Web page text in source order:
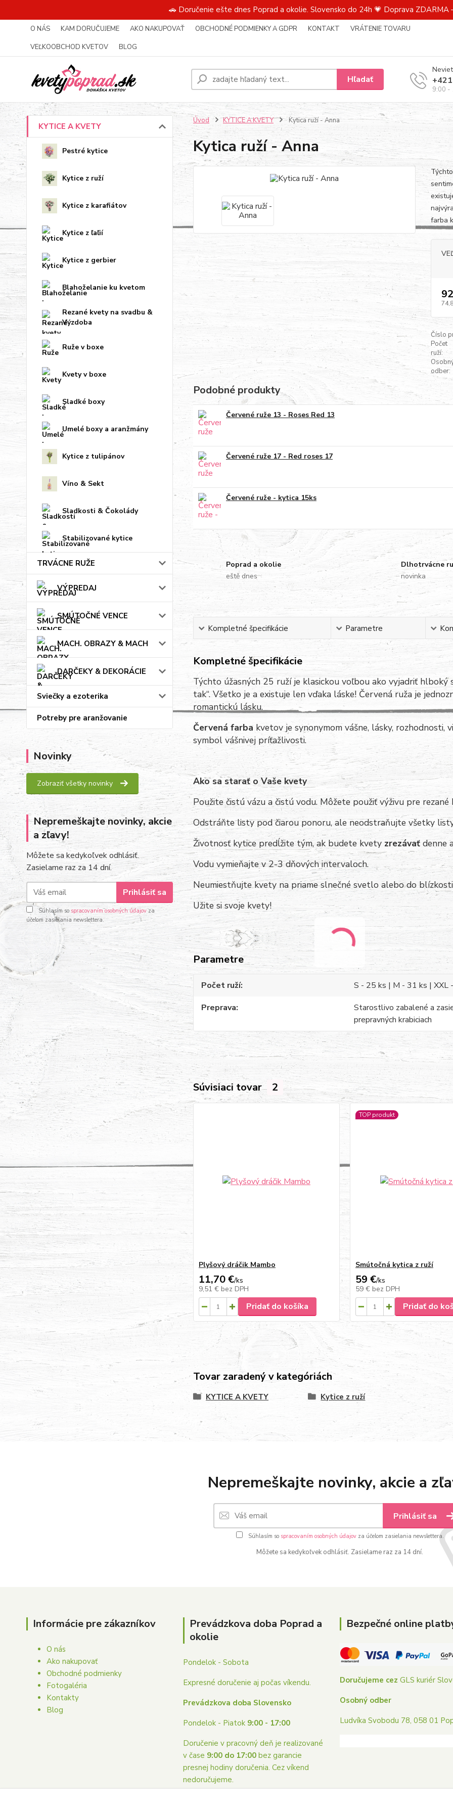
🚗 Doručenie ešte dnes Poprad a okolie. Slovensko do 24h 💗 Doprava ZDARMA
O NÁS KAM DORUČUJEME AKO NAKUPOVAŤ OBCHODNÉ PODMIENKY A GDPR KONTAKT
VRÁTENIE TOVARU
VEĽKOOBCHOD KVETOV
BLOG
Hľadať
9:00 -
KYTICE A KVETY
Pestré kytice
Kytice z ruží
Kytice z karafiátov
Kytice z ľaľií
Kytice z gerbier
Blahoželanie ku kvetom
Rezané kvety na svadbu &
Výzdoba
Ruže v boxe
Kvety v boxe
Sladké boxy
Umelé boxy a aranžmány
Kytice z tulipánov
Víno & Sekt
Sladkosti & Čokolády
Stabilizované kytice
TRVÁCNE RUŽE
VÝPREDAJ
SMÚTOČNÉ VENCE
MACH. OBRAZY & MACH
DARČEKY & DEKORÁCIE
Sviečky a ezoterika
Potreby pre aranžovanie
Novinky
Zobraziť všetky novinky
Nepremeškajte novinky, akcie
a zľavy!
Môžete sa kedykoľvek odhlásiť.
Zasielame raz za 14 dní.
Prihlásiť sa
Súhlasím so spracovaním osobných údajovza
účelom zasielania newslettera.
Úvod KYTICE A KVETY Kytica ruží - Anna
Kytica ruží - Anna
farba
Číslo
Počet
ruží:
odber:
Podobné produkty
Červené ruže 13 - Roses Red 13
Červené ruže 17 - Red roses 17
Červené ruže - kytica 15ks
Poprad a okolie
eště dnes
Dlhotrvácne
novinka
Kompletné špecifikácie Parametre
Kompletné špecifikácie
Týchto úžasných 25 ruží je klasickou voľbou ako vyjadriť hlboký
tak“. Všetko je a existuje len vďaka láske! Červená ruža je
romantickú lásku.
Červená farbakvetov je synonymom vášne, lásky, rozhodnosti,
symbol vášnivej príťažlivosti.
Ako sa starať o Vaše kvety
Použite čistú vázu a čistú vodu. Môžete použiť výživu pre rezané
Odstráňte listy pod čiarou ponoru, ale neodstraňujte všetky
Životnosť kytice predĺžite tým, ak budete kvety zrezávaťdenne
Vodu vymieňajte v 2-3 dňových intervaloch.
Neumiestňujte kvety na priame slnečné svetlo alebo do
Užite si svoje kvety!
Parametre
Počet ruží
S - 25 ks | M - 31 ks |
Preprava
Starostlivo zabalené a
prepravných krabiciach
Súvisiaci tovar 2
Plyšový dráčik Mambo
11,70 €/ks
9,51 € bez DPH
Pridať do košíka
TOP produkt
Smútočná kytica z ruží
59 €/ks
59 € bez DPH
Pridať do
Tovar zaradený v kategóriách
KYTICE A KVETY Kytice z ruží
Nepremeškajte novinky, akcie a
Prihlásiť sa
Súhlasím so spracovaním osobných údajovza účelom zasielania newslettera.
Môžete sa kedykoľvek odhlásiť. Zasielame raz za 14 dní.
Informácie pre zákazníkov
O nás
Ako nakupovať
Obchodné podmienky
Fotogaléria
Kontakty
Blog
Prevádzkova doba Poprad a
okolie
Pondelok - Sobota
Expresné doručenie aj počas víkendu.
Prevádzkova doba Slovensko
Pondelok - Piatok 9:00 - 17:00
Doručenie v pracovný deň je realizované
v čase 9:00 do 17:00 bez garancie
presnej hodiny doručenia. Cez víkend
nedoručujeme.
Bezpečné online
Doručujeme cez GLS kuriér
Osobný odber
Ludvíka Svobodu 78, 058 01